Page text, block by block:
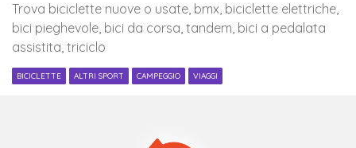
Trova biciclette nuove o usate, bmx, biciclette elettriche,
bici pieghevole, bici da corsa, tandem, bici a pedalata
assistita, triciclo
BICICLETTE ALTRI SPORT CAMPEGGIO VIAGGI